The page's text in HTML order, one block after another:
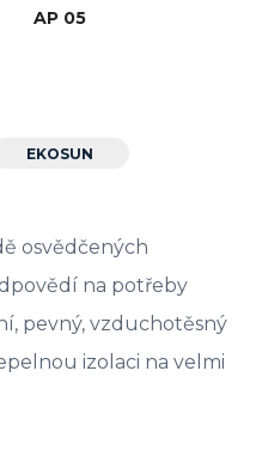
AP 05
EKOSUN
osvědčených
na potřeby
pevný, vzduchotěsný
izolaci na velmi